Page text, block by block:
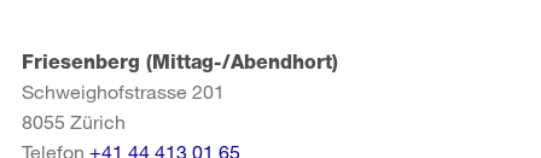
Friesenberg (Mittag-/Abendhort)
Schweighofstrasse 201
8055 Zürich
Telefon +41 44 413 01 65